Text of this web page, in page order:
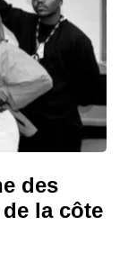
des
la côte